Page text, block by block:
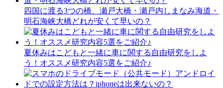
四国に渡る3つの橋、瀬戸大橋・瀬戸内しまなみ海道・
明石海峡大橋どれが安くて早いの？
夏休みはこどもと一緒に車に関する自由研究をしよ
う！オススメ研究内容5選をご紹介♪